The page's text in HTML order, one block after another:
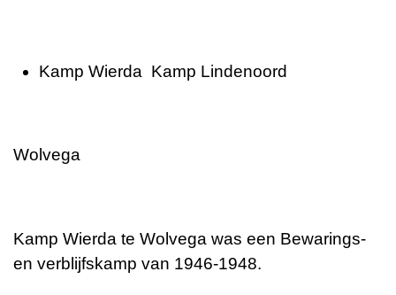
Kamp Wierda Kamp Lindenoord
Wolvega
Kamp Wierda te Wolvega was een Bewarings-
en verblijfskamp van 1946-1948.